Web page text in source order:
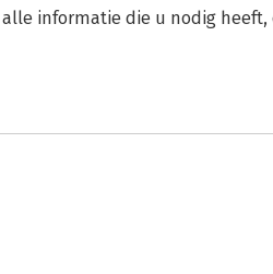
informatie die u nodig